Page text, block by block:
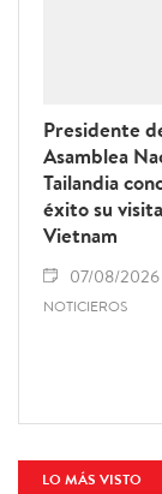
Presidente
Asamblea
Tailandia
éxito su
Vietnam
07/08/2026
NOTICIEROS
LO MÁS VISTO